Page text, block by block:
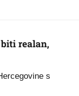
realan,
s